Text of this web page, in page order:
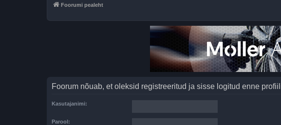
Foorumi pealeht
Foorum nõuab, et oleksid registreeritud ja sisse logitud enne
Kasutajanimi:
Parool: